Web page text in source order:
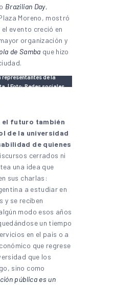
Brazilian Day,
Moreno, mostró
evento creció en
organización y
de Samba que hizo
representantes de la
| Foto: Redes sociales
el futuro también
de la universidad
de quienes
cerrados ni
una idea que
sus charlas:
a estudiar en
y se reciben
modo esos años
un tiempo
en el país o a
que regrese
que los
sino como
pública es un